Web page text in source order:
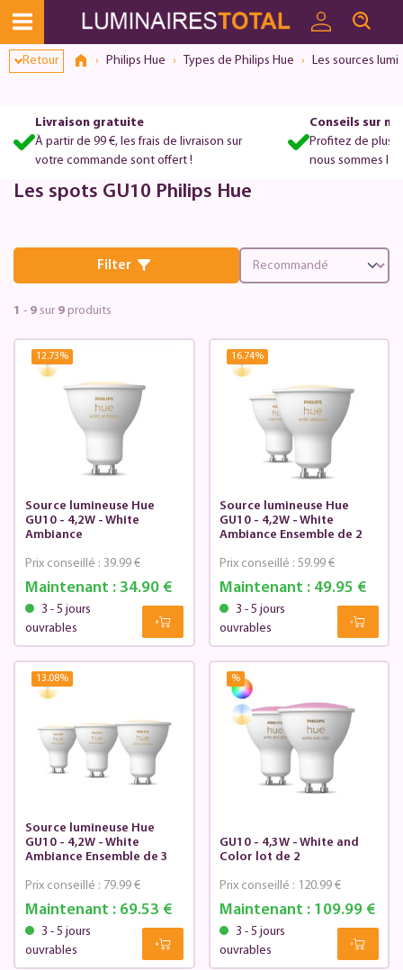
Retour Philips Hue Types de Philips Hue Les sources
Livraison gratuite
À partir de 99 €, les frais de livraison sur
votre commande sont offert !
Conseils sur
Profitez de plus
nous sommes là
Les spots GU10 Philips Hue
Filter
1 - 9 sur 9 produits
12.73%
Source lumineuse Hue
GU10 - 4,2W - White
Ambiance
Maintenant :34.90 €
Prix conseillé : 39.99 €
3 - 5 jours
ouvrables
16.74%
Source lumineuse Hue
GU10 - 4,2W - White
Ambiance Ensemble de 2
Maintenant : 49.95 €
Prix conseillé : 59.99 €
3 - 5 jours
ouvrables
13.08%
Source lumineuse Hue
GU10 - 4,2W - White
Ambiance Ensemble de 3
Maintenant :69.53 €
Prix conseillé : 79.99 €
3 - 5 jours
ouvrables
%
GU10 - 4,3W - White and
Color lot de 2
Maintenant : 109.99 €
Prix conseillé : 120.99 €
3 - 5 jours
ouvrables